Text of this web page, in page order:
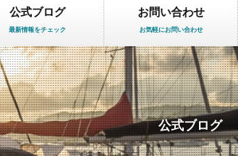
公式ブログ
最新情報をチェック
お問い合わせ
お気軽にお問い合わせ
公式ブログ